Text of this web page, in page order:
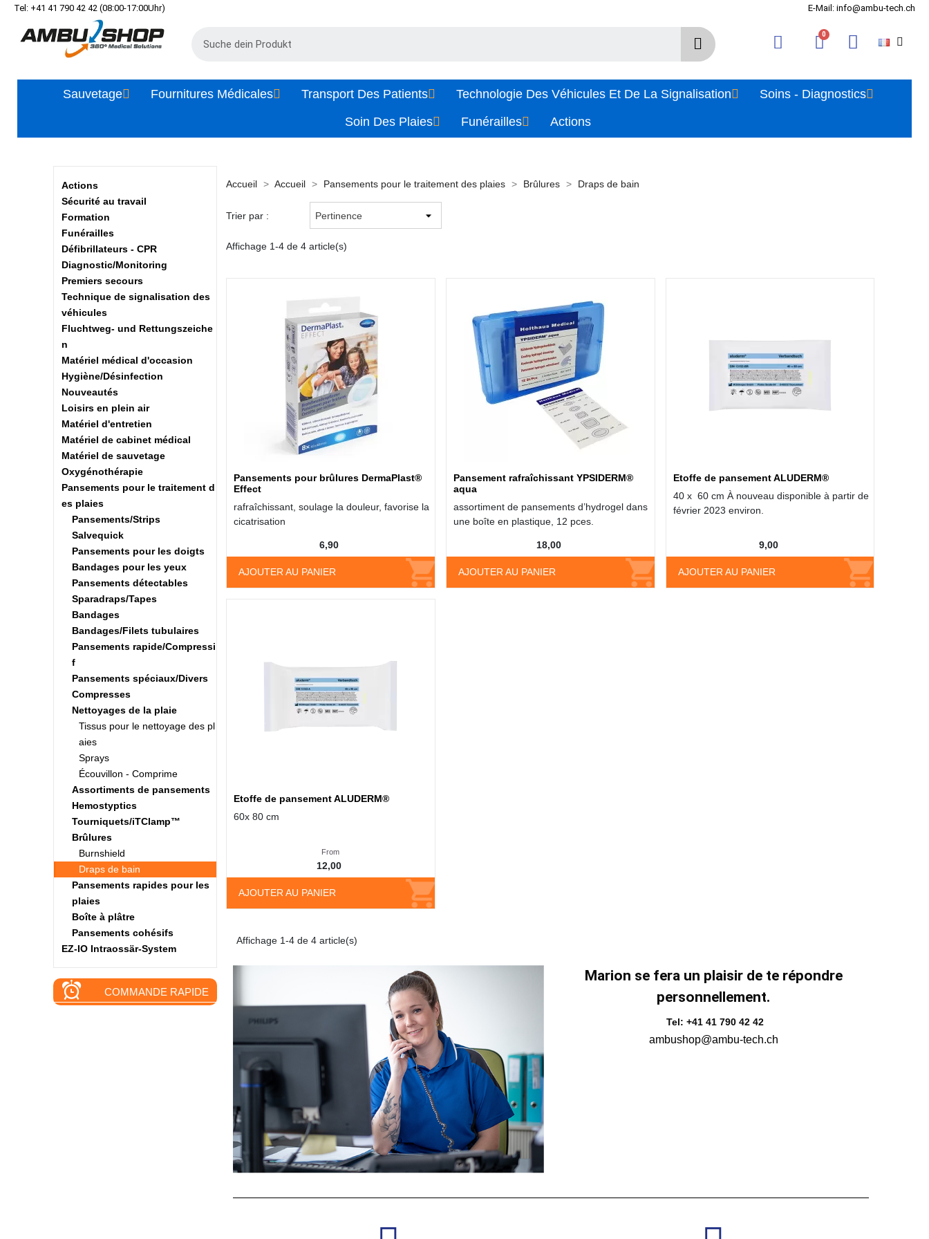
Tel: +41 41 790 42 42 (08:00-17:00Uhr) E-Mail: info@ambu-tech.ch
Sauvetage Fournitures Médicales Transport Des Patients Technologie Des Véhicules Et De La Signalisation
Soins - Diagnostics
Soin Des Plaies
Funérailles Actions
Actions
Sécurité au travail
Formation
Funérailles
Défibrillateurs - CPR
Diagnostic/Monitoring
Premiers secours
Technique de signalisation des
véhicules
Fluchtweg- und Rettungszeiche
n
Matériel médical d'occasion
Hygiène/Désinfection
Nouveautés
Loisirs en plein air
Matériel d'entretien
Matériel de cabinet médical
Matériel de sauvetage
Oxygénothérapie
Pansements pour le traitement d
es plaies
Pansements/Strips
Salvequick
Pansements pour les doigts
Bandages pour les yeux
Pansements détectables
Sparadraps/Tapes
Bandages
Bandages/Filets tubulaires
Pansements rapide/Compressi
f
Pansements spéciaux/Divers
Compresses
Nettoyages de la plaie
Tissus pour le nettoyage des pl
aies
Sprays
Écouvillon - Comprime
Assortiments de pansements
Hemostyptics
Tourniquets/iTClamp™
Brûlures
Burnshield
Draps de bain
Pansements rapides pour les
plaies
Boîte à plâtre
Pansements cohésifs
EZ-IO Intraossär-System
COMMANDE RAPIDE
Accueil Accueil Pansements pour le traitement des plaies Brûlures Draps de bain
Trier par :
Affichage 1-4 de 4 article(s)
Pansements pour brûlures DermaPlast®
Effect
rafraîchissant, soulage la douleur, favorise la
cicatrisation
AJOUTER AU PANIER
6,90
Pansement rafraîchissant YPSIDERM®
aqua
assortiment de pansements d’hydrogel dans
une boîte en plastique, 12 pces.
AJOUTER AU PANIER
18,00
Etoffe de pansement ALUDERM®
40 x 60 cm À nouveau disponible à partir de
février 2023 environ.
AJOUTER AU PANIER
9,00
Etoffe de pansement ALUDERM®
60x 80 cm
AJOUTER AU PANIER
From
12,00
Affichage 1-4 de 4 article(s)
Marion se fera un plaisir de te répondre
personnellement.
Tel: +41 41 790 42 42
ambushop@ambu-tech.ch